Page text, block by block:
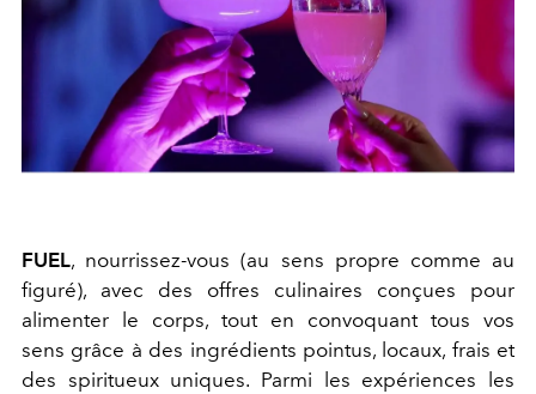
FUEL, nourrissez-vous (au sens propre comme au
figuré), avec des offres culinaires conçues pour
alimenter le corps, tout en convoquant tous vos
sens grâce à des ingrédients pointus, locaux, frais et
des spiritueux uniques. Parmi les expériences les